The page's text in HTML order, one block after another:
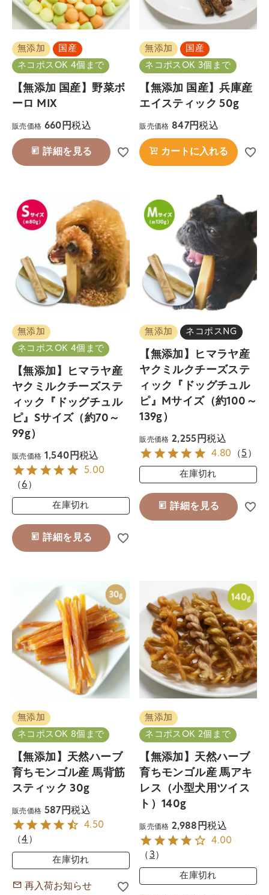
無添加
国産
ネコポスOK 4個まで
【無添加 国産】野菜ボ
ーロ MIX
販売価格 660 税込
詳細を見る
無添加
国産
ネコポスOK 3個まで
【無添加 国産】兵庫産
エイスティック 50g
販売価格 847 税込
カートに入れる
無添加
ネコポスOK 4個まで
【無添加】ヒマラヤ産
ヤクミルクチーズステ
ィック『ドッグチュル
ピ』Sサイズ（約70～
99g）
販売価格 1,540 税込
5.00
（ 6 ）
在庫切れ
詳細を見る
無添加 ネコポスNG
【無添加】ヒマラヤ産
ヤクミルクチーズステ
ィック『ドッグチュル
ピ』Mサイズ（約100～
139g）
販売価格 2,255 税込
4.80 （5 ）
在庫切れ
詳細を見る
無添加
ネコポスOK 8個まで
【無添加】天然ハーブ
育ちモンゴル産 馬背筋
スティック 30g
販売価格 587 税込
4.50
（4 ）
在庫切れ
再入荷お知らせ
無添加
ネコポスOK 2個まで
【無添加】天然ハーブ
育ちモンゴル産 馬アキ
レス（小型犬用ツイス
ト）140g
販売価格 2,988 税込
4.00
（ 3 ）
在庫切れ